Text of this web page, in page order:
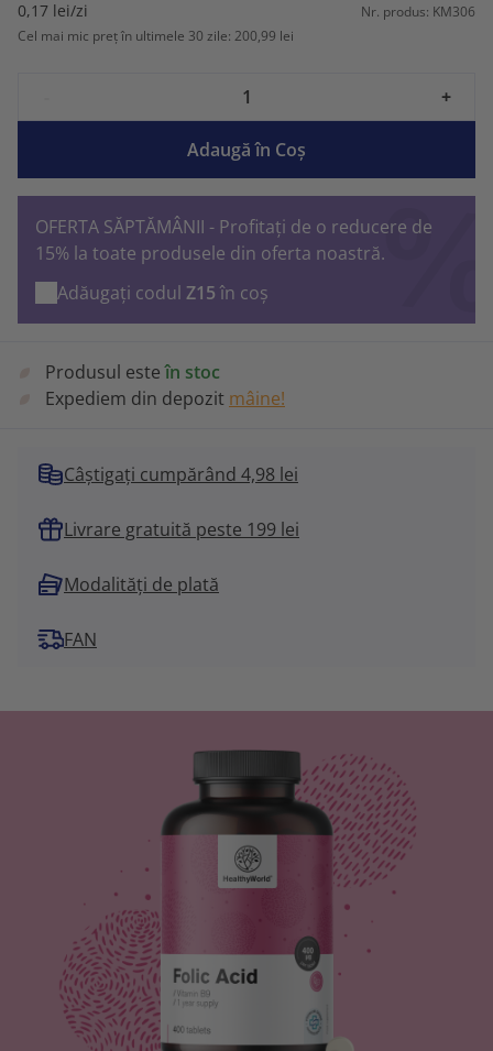
0,17 lei/zi
Nr. produs: KM306
Cel mai mic preț în ultimele 30 zile: 200,99 lei
+
Adaugă în Coş
OFERTA SĂPTĂMÂNII - Profitați de o reducere de
15% la toate produsele din oferta noastră.
Adăugați codul Z15 în coș
Produsul esteîn stoc
Expediem din depozit mâine!
Câștigați cumpărând 4,98 lei
Livrare gratuită peste 199 lei
Modalități de plată
FAN